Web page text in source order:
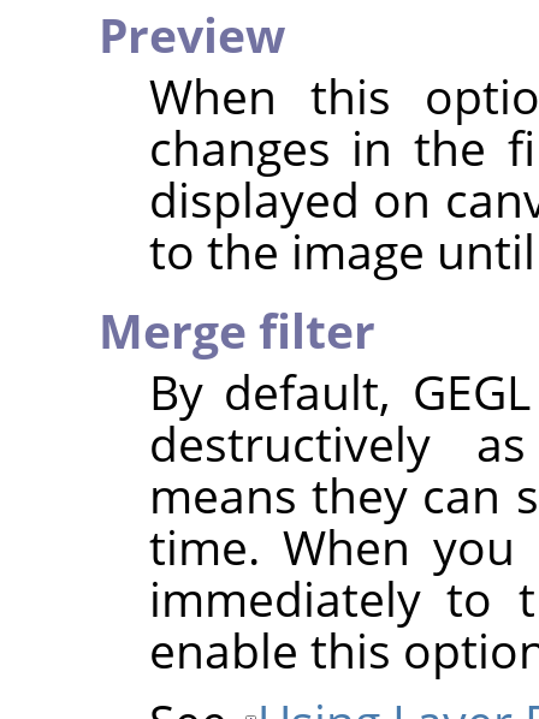
Preview
When this
changes in the
displayed on
to the image
Merge filter
By default, GEGL
destructively
means they can
time. When
immediately to
enable this